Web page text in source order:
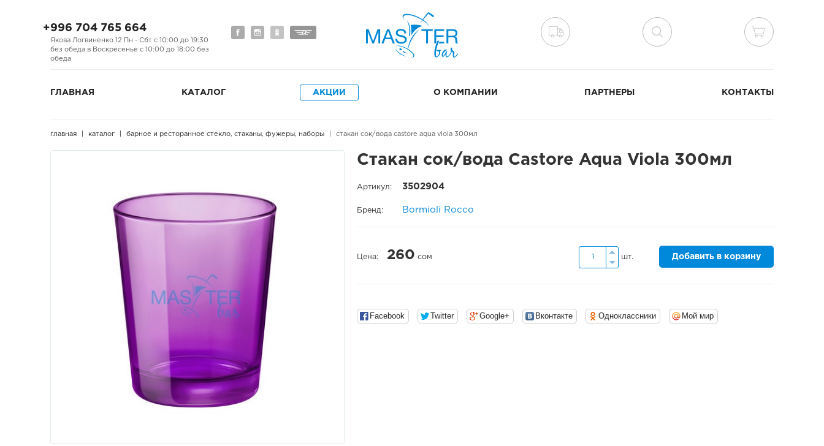
+996 704 765 664
Якова Логвиненко 12 Пн - Сбт с 10:00 до 19:30
без обеда в Воскресенье с 10:00 до 18:00 без
обеда
ГЛАВНАЯ КАТАЛОГ АКЦИИ О КОМПАНИИ ПАРТНЕРЫ КОНТАКТЫ
главная каталог барное и ресторанное стекло, стаканы, фужеры, наборы стакан сок/вода castore aqua viola 300мл
Стакан сок/вода Castore Aqua Viola 300мл
Артикул: 3502904
Бренд: Bormioli Rocco
Цена: 260 сом шт. Добавить в корзину
Facebook Twitter Google+ Вконтакте Одноклассники Мой мир